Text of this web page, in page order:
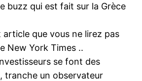
buzz qui est fait sur la Grèce
article que vous ne lirez pas
New York Times ..
se font des
tranche un observateur